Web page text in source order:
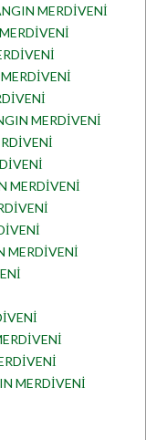
MERDİVENİ
MERDİVENİ
MERDİVENİ
MERDİVENİ
MERDİVENİ